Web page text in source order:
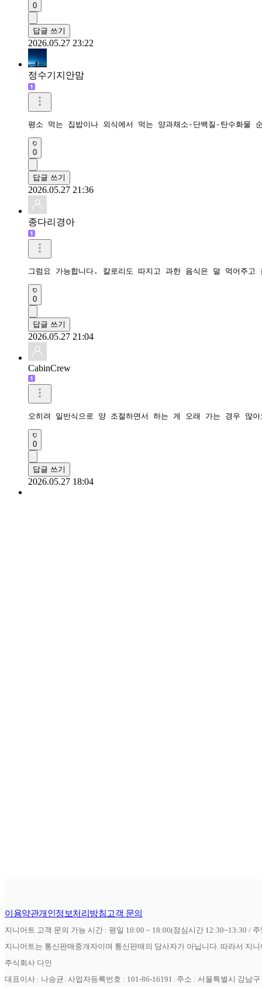
0
답글 쓰기
2026.05.27 23:22
정수기지안맘
평소 먹는 집밥이나 외식에서 먹는 양과채소-단백질-탄수화물
0
답글 쓰기
2026.05.27 21:36
종다리경아
그럼요 가능합니다. 칼로리도 따지고 과한 음식은 덜 먹어주
0
답글 쓰기
2026.05.27 21:04
CabinCrew
오히려 일반식으로 양 조절하면서 하는 게 오래 가는 경우 많
0
답글 쓰기
2026.05.27 18:04
이용약관개인정보처리방침고객 문의
지니어트 고객 문의 가능 시간 : 평일 10:00 ~ 18:00(점심시간 12:30~13:30 /
지니어트는 통신판매중개자이며 통신판매의 당사자가 아닙니다. 따라서 지
주식회사 다인
대표이사 : 나승균 사업자등록번호 : 101-86-16191 주소 : 서울특별시 강남